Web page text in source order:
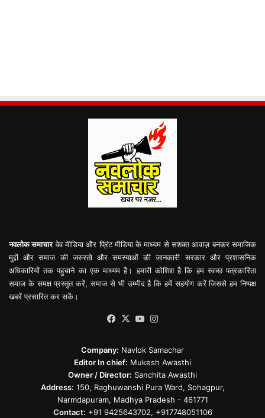
नवलोक समाचारवेव मीडिया और प्रिंट मीडिया के माध्यम से सशक्त आवाज़ बनकर समाजिक
मुद्दों और समाज की जरुरतो और समस्याओं की जानकारी सरकार और प्रशासनिक
अधिकारियों तक पहुचाने का एक माध्यम है। हमारी कोशिश है कि हम स्वच्छ पत्रकारिता
समाज के समक्ष प्रस्तुत करें, समाज से भी उम्मीद है कि हमें सहयोग करें जिससे हम निष्पक्ष
खबरें प्रसारित कर सकें।
Facebook
X YouTube
Company: Navlok Samachar
Editor In chief: Mukesh Awasthi
Owner / Director: Sanchita Awasthi
Address: 150, Raghuwanshi Pura Ward, Sohagpur,
Narmdapuram, Madhya Pradesh - 461771
Contact: +91 9425643702, +917748051106